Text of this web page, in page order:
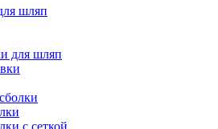
шляп
для шляп
с сеткой